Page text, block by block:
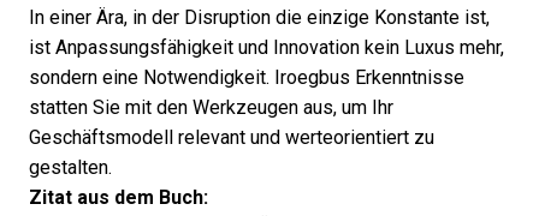
In einer Ära, in der Disruption die einzige Konstante ist,
ist Anpassungsfähigkeit und Innovation kein Luxus mehr,
sondern eine Notwendigkeit. Iroegbus Erkenntnisse
statten Sie mit den Werkzeugen aus, um Ihr
Geschäftsmodell relevant und werteorientiert zu
gestalten.
Zitat aus dem Buch: